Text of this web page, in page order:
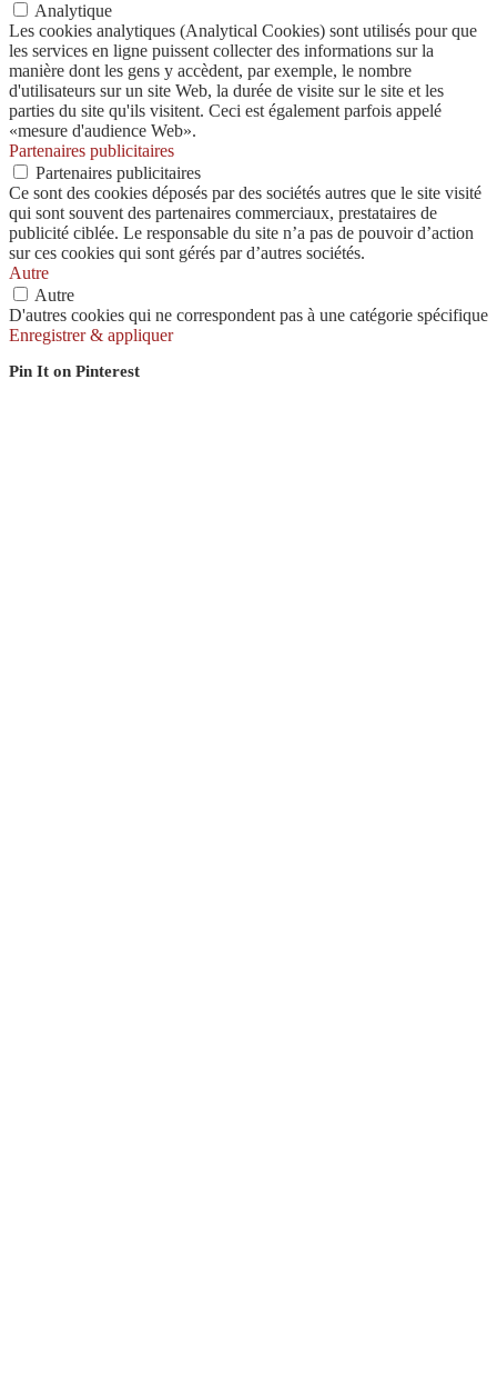
Analytique
Les cookies analytiques (Analytical Cookies) sont utilisés pour que
les services en ligne puissent collecter des informations sur la
manière dont les gens y accèdent, par exemple, le nombre
d'utilisateurs sur un site Web, la durée de visite sur le site et les
parties du site qu'ils visitent. Ceci est également parfois appelé
«mesure d'audience Web».
Partenaires publicitaires
Partenaires publicitaires
Ce sont des cookies déposés par des sociétés autres que le site visité
qui sont souvent des partenaires commerciaux, prestataires de
publicité ciblée. Le responsable du site n’a pas de pouvoir d’action
sur ces cookies qui sont gérés par d’autres sociétés.
Autre
Autre
D'autres cookies qui ne correspondent pas à une catégorie spécifique
Enregistrer & appliquer
Pin It on Pinterest